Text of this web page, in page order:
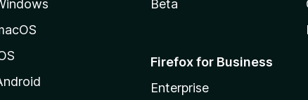
Beta
Firefox for Business
Enterprise